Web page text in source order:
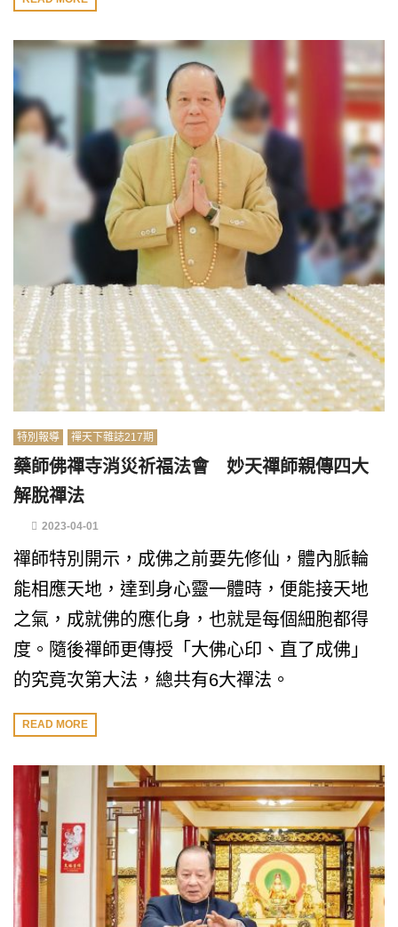
特別報導 禪天下雜誌217期
藥師佛禪寺消災祈福法會 妙天禪師親傳四大
解脫禪法
2023-04-01
禪師特別開示，成佛之前要先修仙，體內脈輪
能相應天地，達到身心靈一體時，便能接天地
之氣，成就佛的應化身，也就是每個細胞都得
度。隨後禪師更傳授「大佛心印、直了成佛」
的究竟次第大法，總共有6大禪法。
READ MORE